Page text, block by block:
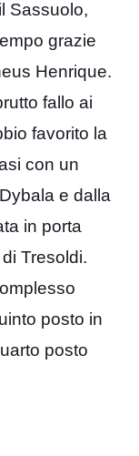
Sassuolo,
grazie
Henrique.
fallo ai
favorito la
con un
e dalla
in porta
Tresoldi.
posto in
posto